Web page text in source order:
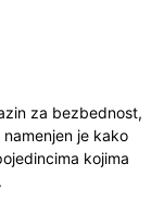
za bezbednost,
je kako
kojima